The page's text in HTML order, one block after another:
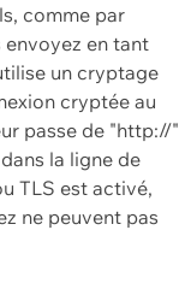
comme par
envoyez en tant
un cryptage
cryptée au
passe de "http://"
la ligne de
TLS est activé,
ne peuvent pas